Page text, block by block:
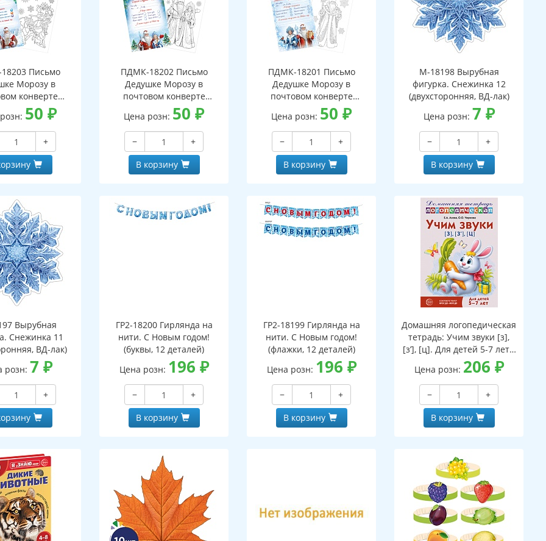
Письмо
Морозу в
конверте
письмо с текстом
на обороте,
фигурка)
50₽
+
ПДМК-18202 Письмо
Дедушке Морозу в
почтовом конверте
(конверт, письмо с текстом
и раскраской на обороте,
вырубная фигурка)
Цена розн: 50₽
−
+
В корзину
ПДМК-18201 Письмо
Дедушке Морозу в
почтовом конверте
(конверт, письмо с текстом
и раскраской на обороте,
вырубная фигурка)
Цена розн: 50₽
−
+
В корзину
М-18198 Вырубная
фигурка. Снежинка 12
(двухсторонняя, ВД-лак)
Цена розн: 7 ₽
−
+
В корзину
Вырубная
Снежинка 11
ВД-лак)
розн: 7 ₽
+
ГР2-18200 Гирлянда на
нити. С Новым годом!
(буквы, 12 деталей)
Цена розн: 196 ₽
−
+
В корзину
ГР2-18199 Гирлянда на
нити. С Новым годом!
(флажки, 12 деталей)
Цена розн: 196 ₽
−
+
В корзину
Домашняя логопедическая
тетрадь: Учим звуки [з],
[з’], [ц]. Для детей 5-7 лет -
3-е изд.
Цена розн: 206 ₽
−
+
В корзину